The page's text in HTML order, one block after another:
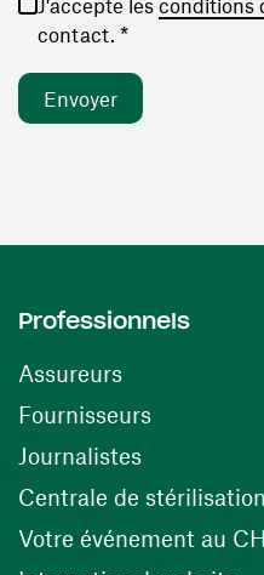
J'accepte les conditions
contact. *
Professionnels
Assureurs
Fournisseurs(ouvre une
Journalistes
Centrale de stérilisation
Votre événement au